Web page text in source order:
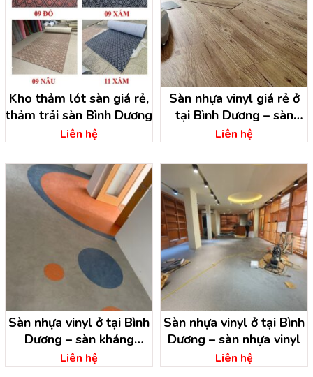
Kho thảm lót sàn giá rẻ,
thảm trải sàn Bình Dương
Liên hệ
Sàn nhựa vinyl giá rẻ ở
tại Bình Dương – sàn
vinyl bình dương
Liên hệ
Sàn nhựa vinyl ở tại Bình
Dương – sàn kháng
khuẩn vinyl bình dương
Liên hệ
Sàn nhựa vinyl ở tại Bình
Dương – sàn nhựa vinyl
Liên hệ